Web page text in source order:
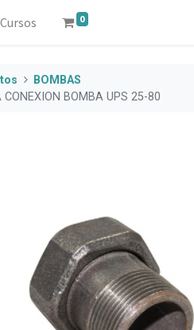
Cursos 0
BOMBAS
CONEXION BOMBA UPS 25-80